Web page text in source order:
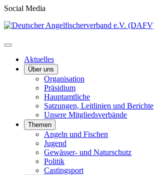
Social Media
Aktuelles
Über uns
Organisation
Präsidium
Hauptamtliche
Satzungen, Leitlinien und Berichte
Unsere Mitgliedsverbände
Themen
Angeln und Fischen
Jugend
Gewässer- und Naturschutz
Politik
Castingsport